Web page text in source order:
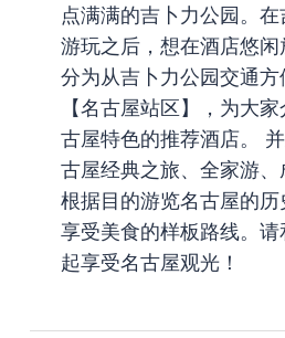
点满满的吉卜力公园。
游玩之后，想在酒店悠
分为从吉卜力公园交通
【名古屋站区】，为大
古屋特色的推荐酒店。
古屋经典之旅、全家游
根据目的游览名古屋的历
享受美食的样板路线。
起享受名古屋观光！